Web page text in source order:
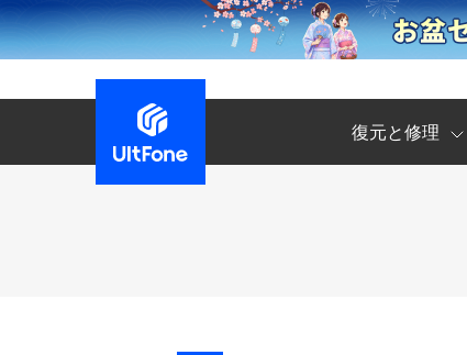
復元と修理